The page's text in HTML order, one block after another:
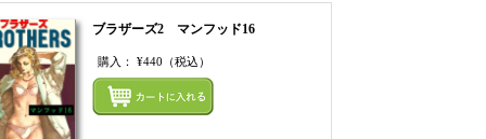
てカートにいれる
ブラザーズ2 マンフッド16
購入：¥440 （税込）